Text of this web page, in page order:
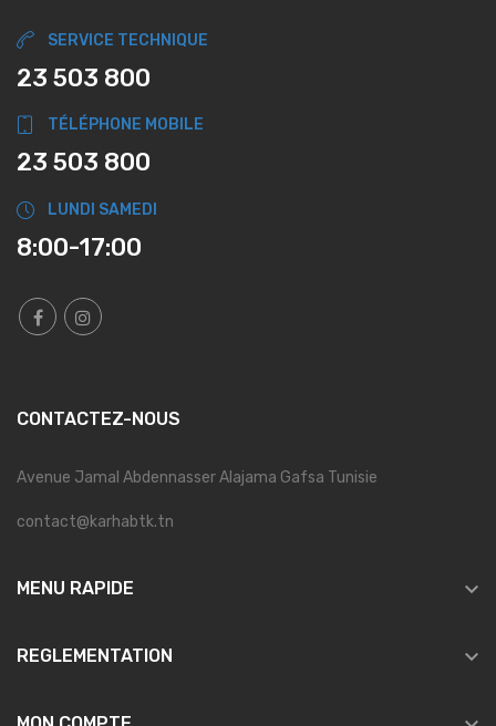
SERVICE TECHNIQUE
23 503 800
TÉLÉPHONE MOBILE
23 503 800
LUNDI SAMEDI
8:00-17:00
CONTACTEZ-NOUS
Avenue Jamal Abdennasser Alajama Gafsa Tunisie
contact@karhabtk.tn
MENU RAPIDE 
REGLEMENTATION 